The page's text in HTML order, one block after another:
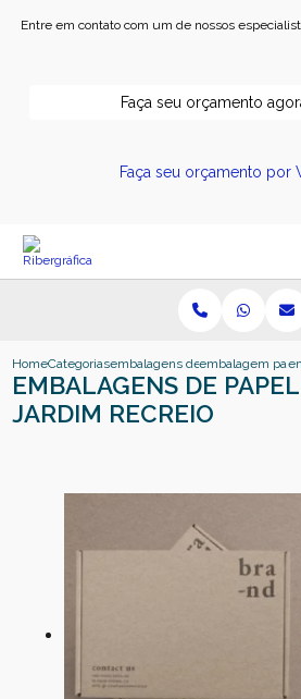
Entre em contato com um de nossos
Faça seu orçamento
Faça seu orçamento por
HomeCategoriasembalagens de papel
embalagem
EMBALAGENS DE
JARDIM RECREIO